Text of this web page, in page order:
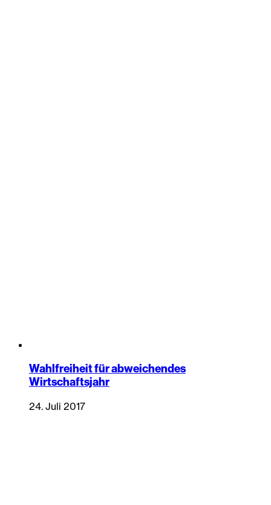
Wahlfreiheit für abweichendes
Wirtschaftsjahr
24. Juli 2017